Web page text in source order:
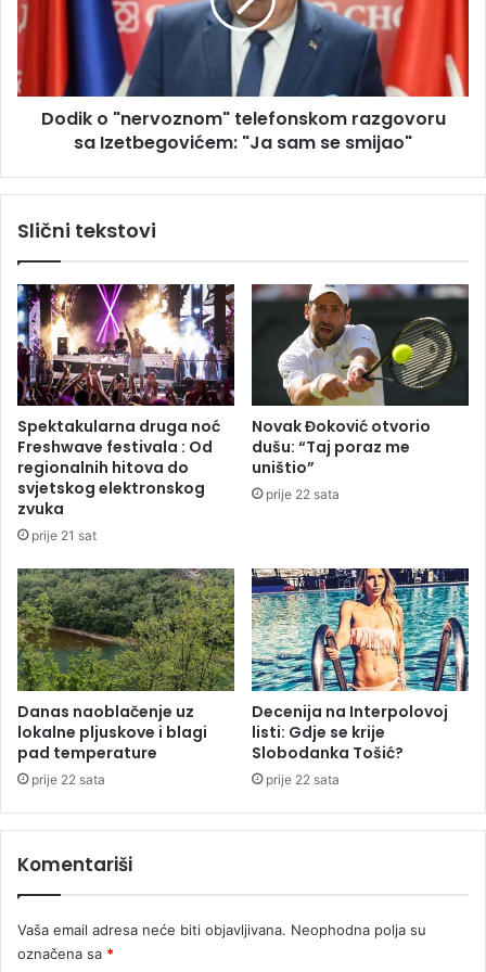
a
r
ž
a
d
k
o
v
a
n
j
a
B
a
n
m
i
r
u
G
l
a
v
a
š
o
n
e
o
t
e
l
e
f
n
k
o
m
a
z
g
o
v
o
r
u
s
a
t
b
g
o
Dodik o "nervoznom" telefonskom razgovoru
sa Izetbegovićem: "Ja sam se smijao"
Slični tekstovi
Spektakularna druga noć
Freshwave festivala : Od
regionalnih hitova do
svjetskog elektronskog
zvuka
prije 21 sat
Novak Đoković otvorio
dušu: “Taj poraz me
uništio”
prije 22 sata
Danas naoblačenje uz
lokalne pljuskove i blagi
pad temperature
prije 22 sata
Decenija na Interpolovoj
listi: Gdje se krije
Slobodanka Tošić?
prije 22 sata
Komentariši
Vaša email adresa neće biti objavljivana. Neophodna polja su
označena sa *